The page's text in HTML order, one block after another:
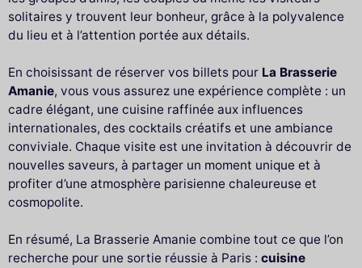
solitaires y trouvent leur bonheur, grâce à la polyvalence
du lieu et à l’attention portée aux détails.
En choisissant de réserver vos billets pour La Brasserie
Amanie, vous vous assurez une expérience complète : un
cadre élégant, une cuisine raffinée aux influences
internationales, des cocktails créatifs et une ambiance
conviviale. Chaque visite est une invitation à découvrir de
nouvelles saveurs, à partager un moment unique et à
profiter d’une atmosphère parisienne chaleureuse et
cosmopolite.
En résumé, La Brasserie Amanie combine tout ce que l’on
recherche pour une sortie réussie à Paris : cuisine